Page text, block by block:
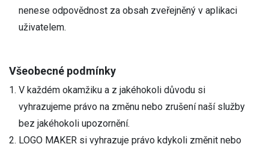
nenese odpovědnost za obsah zveřejněný v aplikaci
uživatelem.
Všeobecné podmínky
V každém okamžiku a z jakéhokoli důvodu si
vyhrazujeme právo na změnu nebo zrušení naší služby
bez jakéhokoli upozornění.
LOGO MAKER si vyhrazuje právo kdykoli změnit nebo